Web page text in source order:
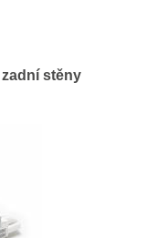
stěny